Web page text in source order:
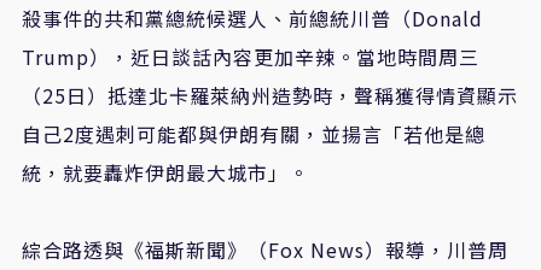
殺事件的共和黨總統候選人、前總統川普（Donald
Trump），近日談話內容更加辛辣。當地時間周三
（25日）抵達北卡羅萊納州造勢時，聲稱獲得情資顯示
自己2度遇刺可能都與伊朗有關，並揚言「若他是總
統，就要轟炸伊朗最大城市」。
綜合路透與《福斯新聞》（Fox News）報導，川普周